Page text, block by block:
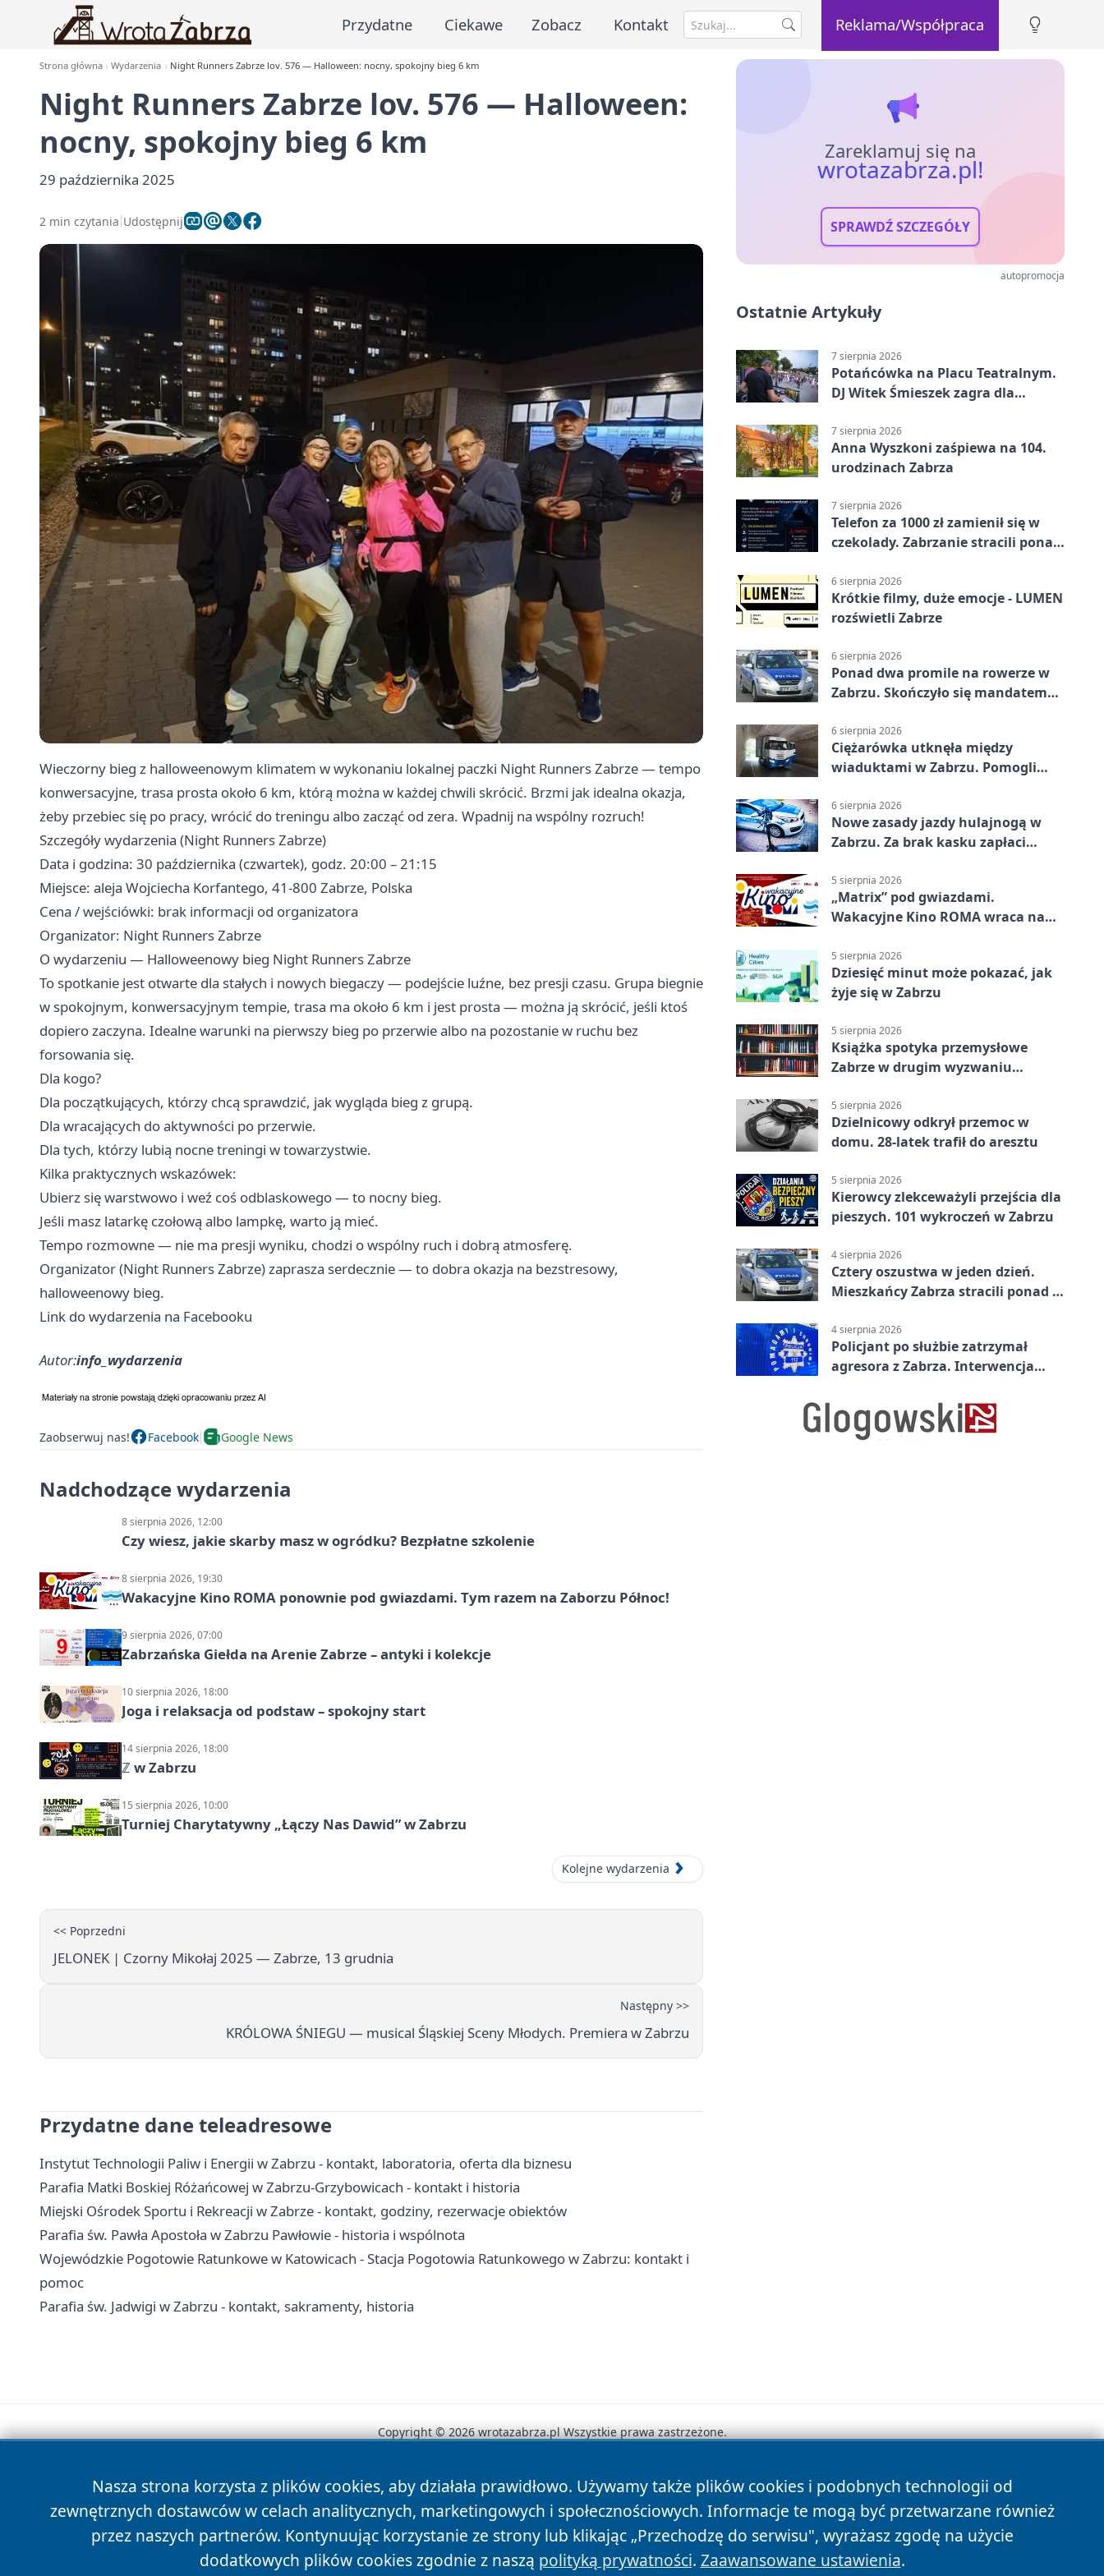
Przydatne Ciekawe Zobacz Kontakt Reklama/Współpraca
Strona główna Wydarzenia Night Runners Zabrze lov. 576 — Halloween: nocny, spokojny bieg 6 km
Night Runners Zabrze lov. 576 — Halloween:
nocny, spokojny bieg 6 km
29 października 2025
2 min czytania Udostępnij
Wieczorny bieg z halloweenowym klimatem w wykonaniu lokalnej paczki Night Runners Zabrze — tempo
konwersacyjne, trasa prosta około 6 km, którą można w każdej chwili skrócić. Brzmi jak idealna okazja,
żeby przebiec się po pracy, wrócić do treningu albo zacząć od zera. Wpadnij na wspólny rozruch! ‍
Szczegóły wydarzenia (Night Runners Zabrze)
Data i godzina: 30 października (czwartek), godz. 20:00 – 21:15
Miejsce: aleja Wojciecha Korfantego, 41-800 Zabrze, Polska
Cena / wejściówki: brak informacji od organizatora
Organizator: Night Runners Zabrze
O wydarzeniu — Halloweenowy bieg Night Runners Zabrze
To spotkanie jest otwarte dla stałych i nowych biegaczy — podejście luźne, bez presji czasu. Grupa biegnie
w spokojnym, konwersacyjnym tempie, trasa ma około 6 km i jest prosta — można ją skrócić, jeśli ktoś
dopiero zaczyna. Idealne warunki na pierwszy bieg po przerwie albo na pozostanie w ruchu bez
forsowania się.
Dla kogo?
Dla początkujących, którzy chcą sprawdzić, jak wygląda bieg z grupą.
Dla wracających do aktywności po przerwie.
Dla tych, którzy lubią nocne treningi w towarzystwie.
Kilka praktycznych wskazówek:
Ubierz się warstwowo i weź coś odblaskowego — to nocny bieg.
Jeśli masz latarkę czołową albo lampkę, warto ją mieć.
Tempo rozmowne — nie ma presji wyniku, chodzi o wspólny ruch i dobrą atmosferę.
Organizator (Night Runners Zabrze) zaprasza serdecznie — to dobra okazja na bezstresowy,
halloweenowy bieg.
Link do wydarzenia na Facebooku
Autor:info_wydarzenia
Zaobserwuj nas! Facebook Google News
Nadchodzące wydarzenia
8 sierpnia 2026, 12:00
Czy wiesz, jakie skarby masz w ogródku? Bezpłatne szkolenie
8 sierpnia 2026, 19:30
Wakacyjne Kino ROMA ponownie pod gwiazdami. Tym razem na Zaborzu Północ!
9 sierpnia 2026, 07:00
Zabrzańska Giełda na Arenie Zabrze – antyki i kolekcje
10 sierpnia 2026, 18:00
Joga i relaksacja od podstaw – spokojny start
14 sierpnia 2026, 18:00
ℤ w Zabrzu
15 sierpnia 2026, 10:00
Turniej Charytatywny „Łączy Nas Dawid” w Zabrzu
Kolejne wydarzenia
<< Poprzedni
JELONEK | Czorny Mikołaj 2025 — Zabrze, 13 grudnia
Następny >>
KRÓLOWA ŚNIEGU — musical Śląskiej Sceny Młodych. Premiera w Zabrzu
Przydatne dane teleadresowe
Instytut Technologii Paliw i Energii w Zabrzu - kontakt, laboratoria, oferta dla biznesu
Parafia Matki Boskiej Różańcowej w Zabrzu-Grzybowicach - kontakt i historia
Miejski Ośrodek Sportu i Rekreacji w Zabrze - kontakt, godziny, rezerwacje obiektów
Parafia św. Pawła Apostoła w Zabrzu Pawłowie - historia i wspólnota
Wojewódzkie Pogotowie Ratunkowe w Katowicach - Stacja Pogotowia Ratunkowego w Zabrzu: kontakt i
pomoc
Parafia św. Jadwigi w Zabrzu - kontakt, sakramenty, historia
Zareklamuj się na
wrotazabrza.pl!
SPRAWDŹ SZCZEGÓŁY
autopromocja
Ostatnie Artykuły
7 sierpnia 2026
Potańcówka na Placu Teatralnym.
DJ Witek Śmieszek zagra dla
7 sierpnia 2026
Anna Wyszkoni zaśpiewa na 104.
urodzinach Zabrza
7 sierpnia 2026
Telefon za 1000 zł zamienił się w
czekolady. Zabrzanie stracili ponad
6 sierpnia 2026
Krótkie filmy, duże emocje - LUMEN
rozświetli Zabrze
6 sierpnia 2026
Ponad dwa promile na rowerze w
Zabrzu. Skończyło się mandatem
6 sierpnia 2026
Ciężarówka utknęła między
wiaduktami w Zabrzu. Pomogli
6 sierpnia 2026
Nowe zasady jazdy hulajnogą w
Zabrzu. Za brak kasku zapłaci
5 sierpnia 2026
„Matrix” pod gwiazdami.
Wakacyjne Kino ROMA wraca na
5 sierpnia 2026
Dziesięć minut może pokazać, jak
żyje się w Zabrzu
5 sierpnia 2026
Książka spotyka przemysłowe
Zabrze w drugim wyzwaniu
5 sierpnia 2026
Dzielnicowy odkrył przemoc w
domu. 28-latek trafił do aresztu
5 sierpnia 2026
Kierowcy zlekceważyli przejścia dla
pieszych. 101 wykroczeń w Zabrzu
4 sierpnia 2026
Cztery oszustwa w jeden dzień.
Mieszkańcy Zabrza stracili ponad 6
4 sierpnia 2026
Policjant po służbie zatrzymał
agresora z Zabrza. Interwencja
Nasza strona korzysta z plików cookies, aby działała prawidłowo. Używamy także plików cookies i podobnych technologii od
zewnętrznych dostawców w celach analitycznych, marketingowych i społecznościowych. Informacje te mogą być przetwarzane również
przez naszych partnerów. Kontynuując korzystanie ze strony lub klikając „Przechodzę do serwisu", wyrażasz zgodę na użycie
dodatkowych plików cookies zgodnie z naszą polityką prywatności. Zaawansowane ustawienia.
Copyright © 2026 wrotazabrza.pl Wszystkie prawa zastrzeżone.
News Autorzy Polityka Prywatności Polityka Cookies